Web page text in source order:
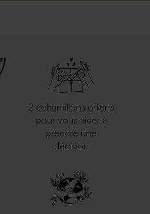
2 échantillons offerts
pour vous aider à
prendre une
décision